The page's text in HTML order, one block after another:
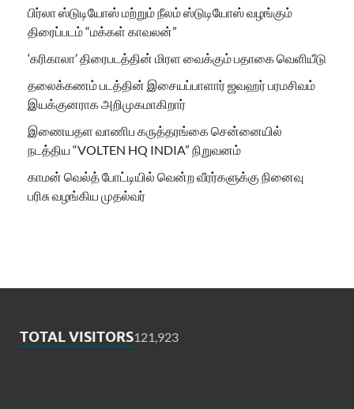
பிர்லா ஸ்டுடியோஸ் மற்றும் நீலம் ஸ்டுடியோஸ் வழங்கும்
திரைப்படம் “மக்கள் காவலன்”
‘கரிகாலா’ திரைபடத்தின் மிரள வைக்கும் பதாகை வெளியீடு
தலைக்கணம் படத்தின் இசையப்பாளார் ஜவஹர் பரமசிவம்
இயக்குனராக அறிமுகமாகிறார்
இணையதள வாணிப கருத்தரங்கை சென்னையில்
நடத்திய “VOLTEN HQ INDIA” நிறுவனம்
காமன் வெல்த் போட்டியில் வென்ற வீரர்களுக்கு நினைவு
பரிசு வழங்கிய முதல்வர்
TOTAL VISITORS121,923